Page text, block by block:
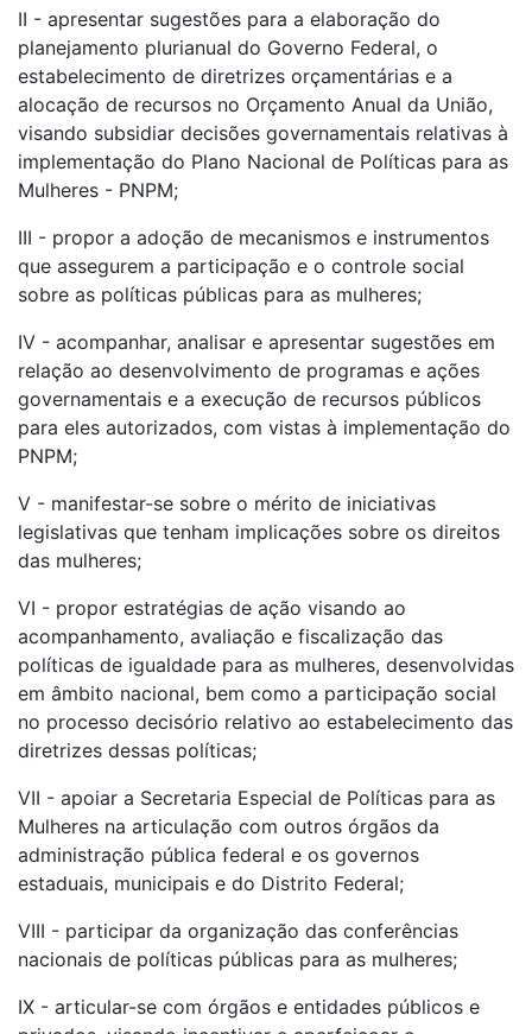
II - apresentar sugestões para a elaboração do
planejamento plurianual do Governo Federal, o
estabelecimento de diretrizes orçamentárias e a
alocação de recursos no Orçamento Anual da União,
visando subsidiar decisões governamentais relativas à
implementação do Plano Nacional de Políticas para as
Mulheres - PNPM;
III - propor a adoção de mecanismos e instrumentos
que assegurem a participação e o controle social
sobre as políticas públicas para as mulheres;
IV - acompanhar, analisar e apresentar sugestões em
relação ao desenvolvimento de programas e ações
governamentais e a execução de recursos públicos
para eles autorizados, com vistas à implementação do
PNPM;
V - manifestar-se sobre o mérito de iniciativas
legislativas que tenham implicações sobre os direitos
das mulheres;
VI - propor estratégias de ação visando ao
acompanhamento, avaliação e fiscalização das
políticas de igualdade para as mulheres, desenvolvidas
em âmbito nacional, bem como a participação social
no processo decisório relativo ao estabelecimento das
diretrizes dessas políticas;
VII - apoiar a Secretaria Especial de Políticas para as
Mulheres na articulação com outros órgãos da
administração pública federal e os governos
estaduais, municipais e do Distrito Federal;
VIII - participar da organização das conferências
nacionais de políticas públicas para as mulheres;
IX - articular-se com órgãos e entidades públicos e